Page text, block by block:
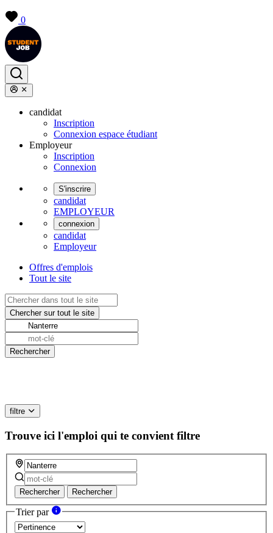
0
candidat
Inscription
Connexion espace étudiant
Employeur
Inscription
Connexion
S'inscrire
candidat
EMPLOYEUR
connexion
candidat
Employeur
Offres d'emplois
Tout le site
filtre
Trouve ici l'emploi qui te convient filtre
Rechercher Rechercher
Trier par